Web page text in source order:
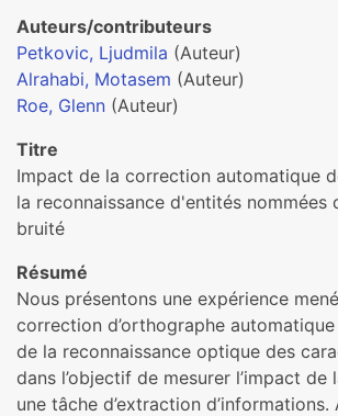
Auteurs/contributeurs
Petkovic, Ljudmila (Auteur)
Alrahabi, Motasem (Auteur)
Roe, Glenn (Auteur)
Titre
Impact de la correction automatique
la reconnaissance d'entités nommées
bruité
Résumé
Nous présentons une expérience
correction d’orthographe
de la reconnaissance optique des
dans l’objectif de mesurer l’impact
une tâche d’extraction